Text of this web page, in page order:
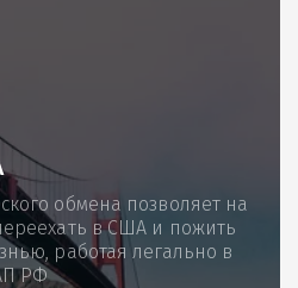
обмена позволяет на
в США и пожить
работая легально в
РФ